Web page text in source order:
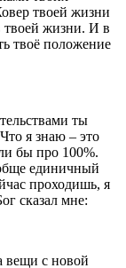
твоей жизни
твоей жизни. И в
твоё положение
ты
я знаю – это
бы про 100%.
единичный
проходишь, я
сказал мне:
вещи с новой